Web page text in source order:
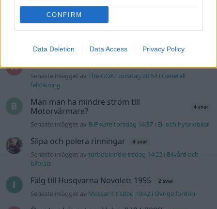
CONFIRM
Data Deletion Data Access Privacy Policy
Senaste inlägget avkaykay Igår 07:23iEl- och hybridbilar
244 motorbyte till d5252t
(Avancerad)
Senaste inlägget avThe-GOAT torsdag 20:54 i Generell
felsökning
Man man ha mindre ström till
Motorvärmare?
4 svar
Senaste inlägget av BilFixare torsdag 14:37 i El- och hybridbilar
Slipa och polera rinningar 4 svar
Senaste inlägget avturboblondie tisdag 14:22 i Bilvård och
biltvätt
Fälg till Husqvarna Novolett 1955 2 svar
Senaste inlägget av Mossan1 tisdag 19:42 i Övriga fordon